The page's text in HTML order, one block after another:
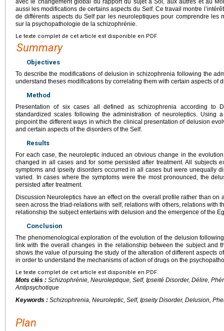
avec le changement global du rapport du sujet à Soi, aux autres et au
aussi les modifications de certains aspects du Self. Ce travail montre
de différents aspects du Self par les neuroleptiques pour comprendre les
sur la psychopathologie de la schizophrénie.
Le texte complet de cet article est disponible en PDF.
Summary
Objectives
To describe the modifications of delusion in schizophrenia following the
understand theses modifications by correlating them with certain aspects of
Method
Presentation of six cases all defined as schizophrenia according to
standardized scales following the administration of neuroleptics. Using
pinpoint the different ways in which the clinical presentation of delusion
and certain aspects of the disorders of the Self.
Results
For each case, the neuroleptic induced an obvious change in the
changed in all cases and for some persisted after treatment. All subjects
symptoms and ipseity disorders occurred in all cases but were unequally
varied. In cases where the symptoms were the most pronounced, the
persisted after treatment.
Discussion Neuroleptics have an effect on the overall profile rather than on
seen across the triad-relations with self, relations with others, relations with
relationship the subject entertains with delusion and the emergence of the
Conclusion
The phenomenological exploration of the evolution of the delusion
link with the overall changes in the relationship between the subject and
shows the value of pursuing the study of the alteration of different aspects
in order to understand the mechanisms of action of drugs on the
Le texte complet de cet article est disponible en PDF.
Mots clés : Schizophrénie, Neuroleptique, Self, Ipseité Disorder, Délire,
Antipsychotique
Keywords : Schizophrenia, Neuroleptic, Self, Ipseity Disorder, Delusion,
Plan